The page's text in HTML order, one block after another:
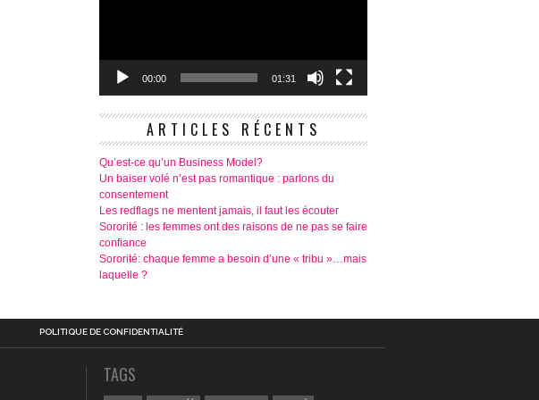
00:00 01:31
ARTICLES RÉCENTS
Qu’est-ce qu’un Business Model?
Un baiser volé n’est pas romantique : parlons du
consentement
Les redflags ne mentent jamais, il faut les écouter
Sororité : les femmes ont des raisons de ne pas se faire
confiance
Sororité: chaque femme a besoin d’une « tribu »…mais
laquelle ?
POLITIQUE DE CONFIDENTIALITÉ
TAGS